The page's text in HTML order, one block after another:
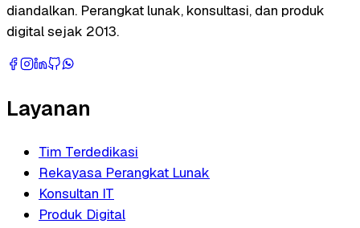
diandalkan. Perangkat lunak, konsultasi, dan produk
digital sejak 2013.
Layanan
Tim Terdedikasi
Rekayasa Perangkat Lunak
Konsultan IT
Produk Digital